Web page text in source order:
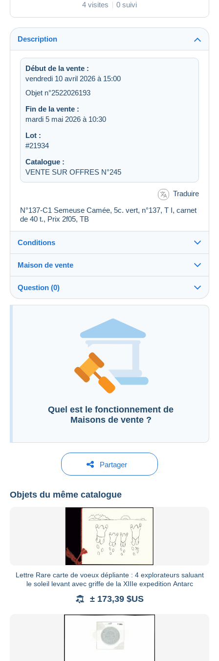
4 visites 0 suivi
Description
Début de la vente :
vendredi 10 avril 2026 à 15:00
Objet n°2522026193
Fin de la vente :
mardi 5 mai 2026 à 10:30
Lot :
#21934
Catalogue :
VENTE SUR OFFRES N°245
Traduire
N°137-C1 Semeuse Camée, 5c. vert, n°137, T I, carnet
de 40 t., Prix 2f05, TB
Conditions
Informations complémentaires aux conditions de
Maison de vente
LE TIMBRE CLASSIQUE
Voir tous les catalogues
Question (0)
Pour poser une question, vous devez ouvrir
Ouvrir une session
Quel est le fonctionnement de
Maisons de vente ?
Partager
Objets du même catalogue
Lettre Rare carte de voeux dépliante : 4 explorateurs saluant
le soleil levant avec griffe de la XIIIe expedition Antarc
± 173,39 $US